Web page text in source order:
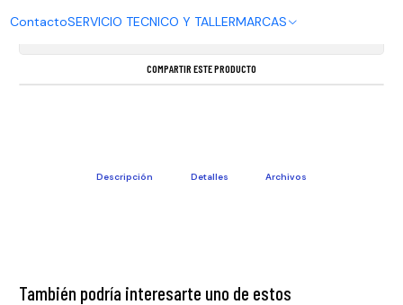
ContactoSERVICIO TECNICO Y TALLERMARCAS
COMPARTIR ESTE PRODUCTO
Descripción Detalles Archivos
También podría interesarte uno de estos